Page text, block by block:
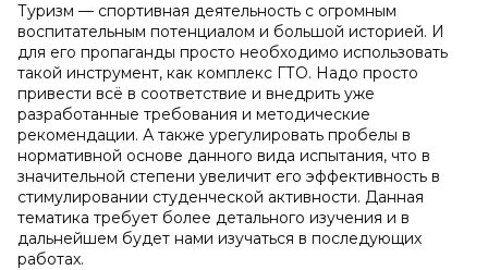
Туризм — спортивная деятельность с огромным
воспитательным потенциалом и большой историей. И
для его пропаганды просто необходимо использовать
такой инструмент, как комплекс ГТО. Надо просто
привести всё в соответствие и внедрить уже
разработанные требования и методические
рекомендации. А также урегулировать пробелы в
нормативной основе данного вида испытания, что в
значительной степени увеличит его эффективность в
стимулировании студенческой активности. Данная
тематика требует более детального изучения и в
дальнейшем будет нами изучаться в последующих
работах.